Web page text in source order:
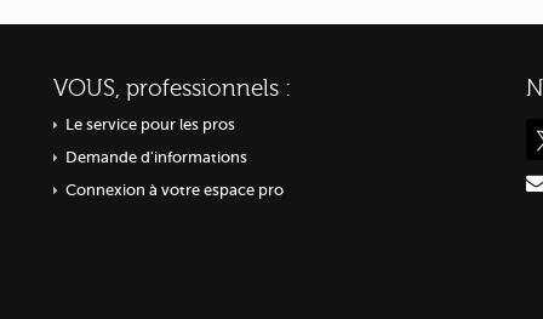
VOUS, professionnels :
Le service pour les pros
Demande d'informations
Connexion à votre espace pro